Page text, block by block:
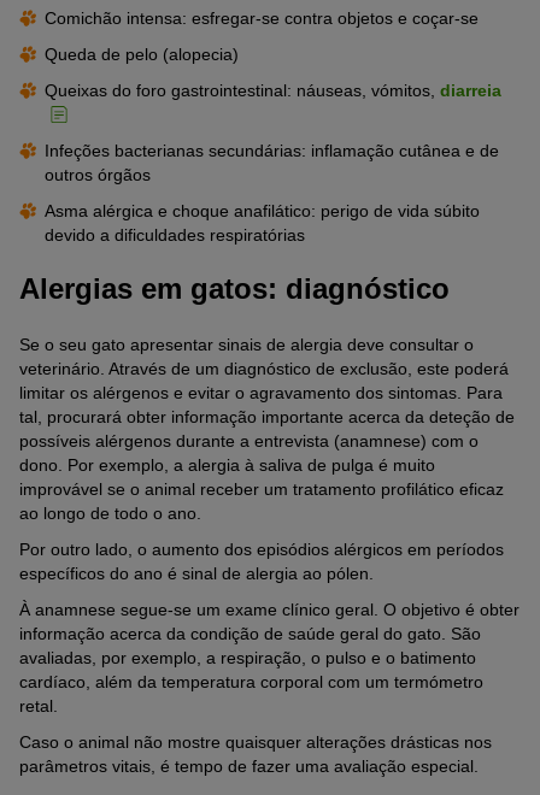
Comichão intensa: esfregar-se contra objetos e coçar-se
Queda de pelo (alopecia)
Queixas do foro gastrointestinal: náuseas, vómitos, diarreia
Infeções bacterianas secundárias: inflamação cutânea e de
outros órgãos
Asma alérgica e choque anafilático: perigo de vida súbito
devido a dificuldades respiratórias
Alergias em gatos: diagnóstico
Se o seu gato apresentar sinais de alergia deve consultar o
veterinário. Através de um diagnóstico de exclusão, este poderá
limitar os alérgenos e evitar o agravamento dos sintomas. Para
tal, procurará obter informação importante acerca da deteção de
possíveis alérgenos durante a entrevista (anamnese) com o
dono. Por exemplo, a alergia à saliva de pulga é muito
improvável se o animal receber um tratamento profilático eficaz
ao longo de todo o ano.
Por outro lado, o aumento dos episódios alérgicos em períodos
específicos do ano é sinal de alergia ao pólen.
À anamnese segue-se um exame clínico geral. O objetivo é obter
informação acerca da condição de saúde geral do gato. São
avaliadas, por exemplo, a respiração, o pulso e o batimento
cardíaco, além da temperatura corporal com um termómetro
retal.
Caso o animal não mostre quaisquer alterações drásticas nos
parâmetros vitais, é tempo de fazer uma avaliação especial.